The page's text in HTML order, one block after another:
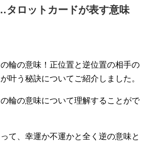
タロットカードが表す意味
輪の意味！正位置と逆位置の相手の
叶う秘訣についてご紹介しました。
輪の意味について理解することがで
て、幸運か不運かと全く逆の意味と